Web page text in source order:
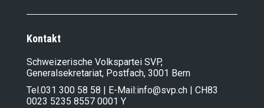
Kontakt
Schweizerische Volkspartei SVP,
Generalsekretariat, Postfach, 3001 Bern
Tel.031 300 58 58 | E-Mail:info@svp.ch | CH83
0023 5235 8557 0001 Y